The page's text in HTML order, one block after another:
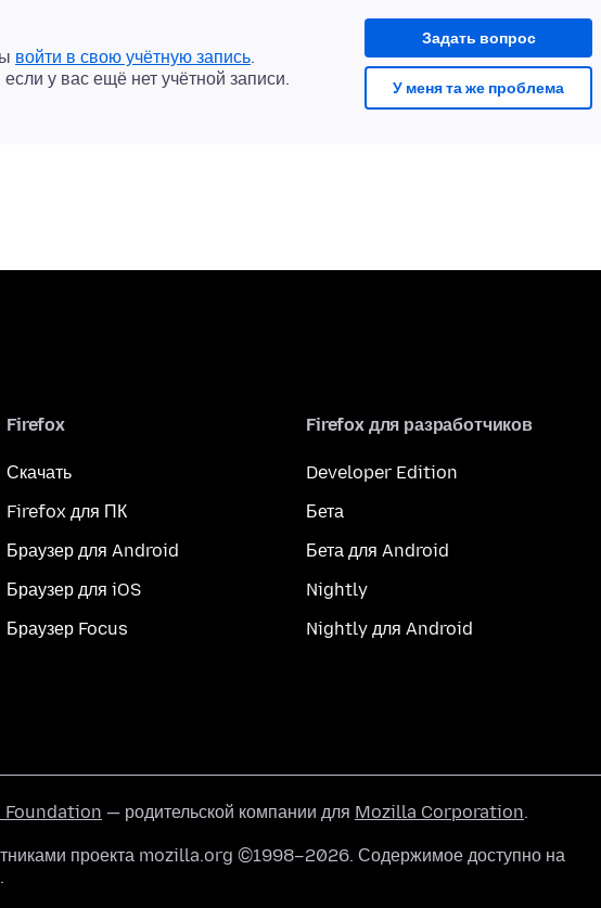
Задать вопрос
У меня та же проблема
войти в свою учётную запись.
если у вас ещё нет учётной записи.
Firefox
Скачать
Firefox для ПК
Браузер для Android
Браузер для iOS
Браузер Focus
Firefox для разработчиков
Developer Edition
Бета
Бета для Android
Nightly
Nightly для Android
Foundation — родительской компании для Mozilla Corporation.
проекта mozilla.org ©1998–2026. Содержимое доступно на
.